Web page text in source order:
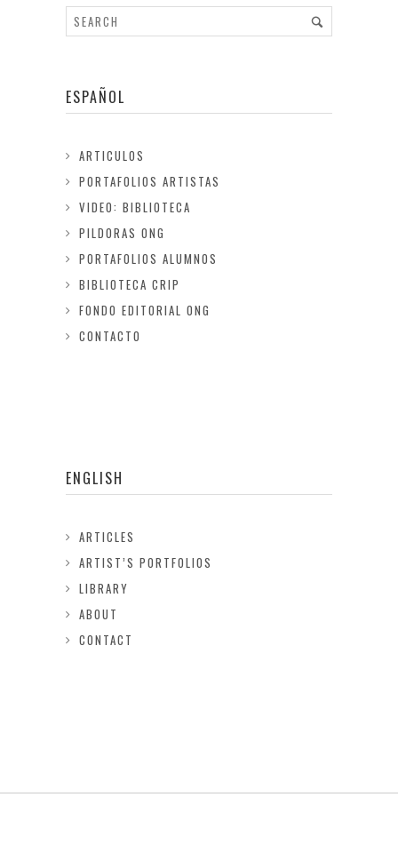
ESPAÑOL
ARTICULOS
PORTAFOLIOS ARTISTAS
VIDEO: BIBLIOTECA
PILDORAS ONG
PORTAFOLIOS ALUMNOS
BIBLIOTECA CRIP
FONDO EDITORIAL ONG
CONTACTO
ENGLISH
ARTICLES
ARTIST’S PORTFOLIOS
LIBRARY
ABOUT
CONTACT